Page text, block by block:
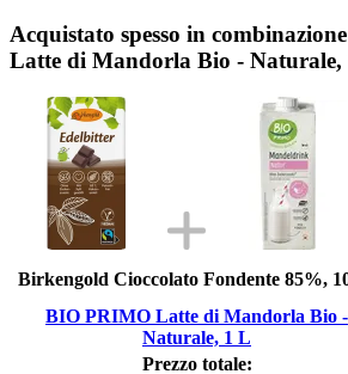
Acquistato spesso in
Latte di Mandorla Bio - Naturale,
Birkengold Cioccolato Fondente 85%,
BIO PRIMO Latte di Mandorla Bio -
Naturale, 1 L
Prezzo totale: